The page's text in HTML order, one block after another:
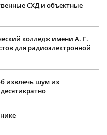
СХД и объектные
колледж имени А. Г.
для радиоэлектронной
извлечь шум из